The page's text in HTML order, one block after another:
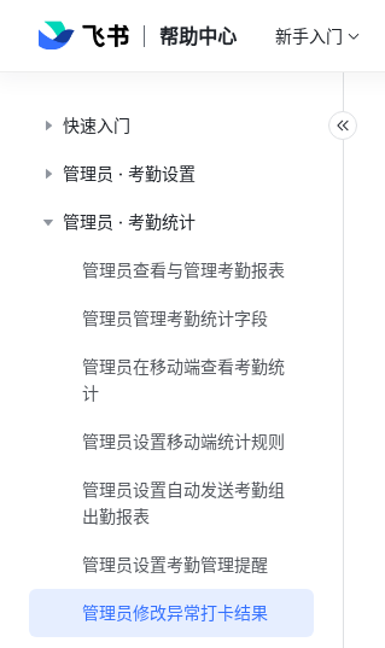
帮助中心 新手入门
快速入门
管理员 · 考勤设置
管理员 · 考勤统计
管理员查看与管理考勤报表
管理员管理考勤统计字段
管理员在移动端查看考勤统
计
管理员设置移动端统计规则
管理员设置自动发送考勤组
出勤报表
管理员设置考勤管理提醒
管理员修改异常打卡结果